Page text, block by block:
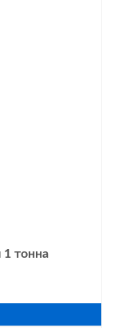
1 тонна